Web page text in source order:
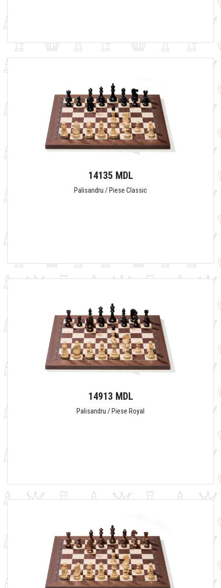
14135 MDL
Palisandru / Piese Classic
14913 MDL
Palisandru / Piese Royal